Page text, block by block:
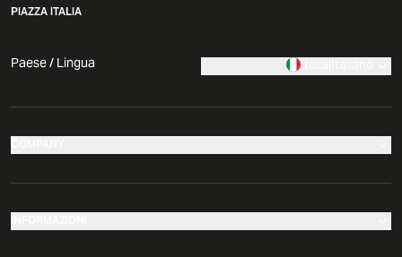
PIAZZA ITALIA
Paese / Lingua Italia|Italiano
I nostri negozi
Azienda